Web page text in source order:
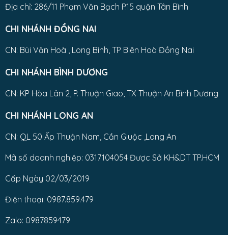
Địa chỉ: 286/11 Phạm Văn Bạch P.15 quận Tân Bình
CHI NHÁNH ĐỒNG NAI
CN: Bùi Văn Hoà , Long Bình, TP Biên Hoà Đồng Nai
CHI NHÁNH BÌNH DƯƠNG
CN: KP Hòa Lân 2, P. Thuận Giao, TX Thuận An Bình Dương
CHI NHÁNH LONG AN
CN: QL 50 Ấp Thuận Nam, Cần Giuộc ,Long An
Mã số doanh nghiệp: 0317104054 Được Sở KH&DT TP.HCM
Cấp Ngày 02/03/2019
Điện thoại: 0987.859.479
Zalo: 0987859479